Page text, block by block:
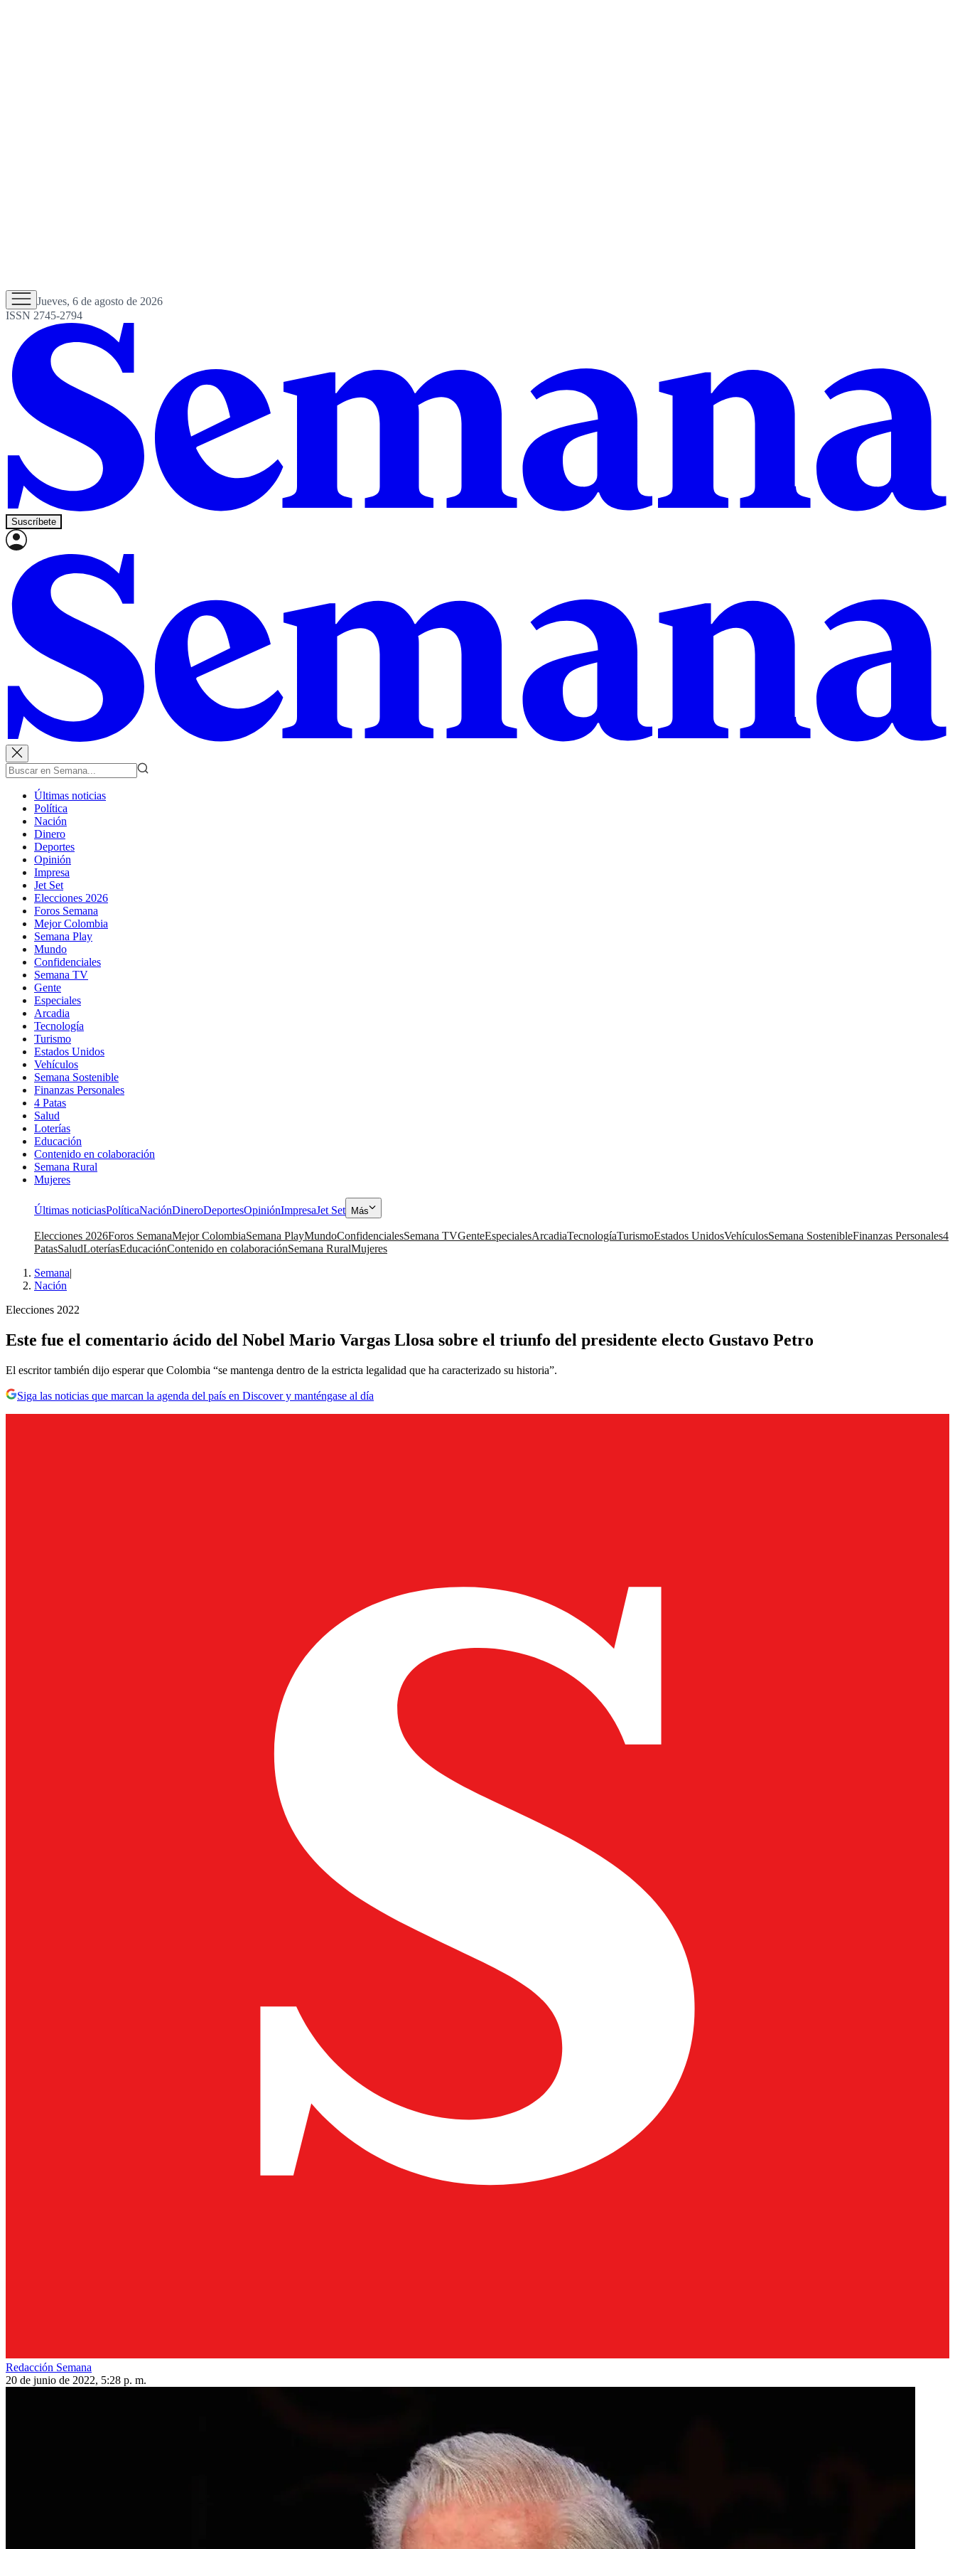
Jueves, 6 de agosto de 2026
ISSN 2745-2794
Suscríbete
Últimas noticias
Política
Nación
Dinero
Deportes
Opinión
Impresa
Jet Set
Elecciones 2026
Foros Semana
Mejor Colombia
Semana Play
Mundo
Confidenciales
Semana TV
Gente
Especiales
Arcadia
Tecnología
Turismo
Estados Unidos
Vehículos
Semana Sostenible
Finanzas Personales
4 Patas
Salud
Loterías
Educación
Contenido en colaboración
Semana Rural
Mujeres
Últimas noticiasPolíticaNaciónDineroDeportesOpiniónImpresaJet Set Más
Elecciones 2026Foros SemanaMejor ColombiaSemana PlayMundoConfidencialesSemana TVGenteEspecialesArcadiaTecnologíaTurismoEstados UnidosVehículosSemana SostenibleFinanzas Personales4
PatasSaludLoteríasEducaciónContenido en colaboraciónSemana RuralMujeres
Semana|
Nación
Elecciones 2022
Este fue el comentario ácido del Nobel Mario Vargas Llosa sobre el triunfo del presidente electo Gustavo Petro
El escritor también dijo esperar que Colombia “se mantenga dentro de la estricta legalidad que ha caracterizado su historia”.
Siga las noticias que marcan la agenda del país en Discover y manténgase al día
Redacción Semana
20 de junio de 2022, 5:28 p. m.